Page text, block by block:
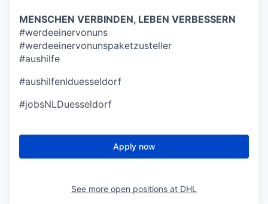
MENSCHEN VERBINDEN, LEBEN VERBESSERN
#werdeeinervonuns
#werdeeinervonunspaketzusteller
#aushilfe
#aushilfenlduesseldorf
#jobsNLDuesseldorf
Apply now
See more open positions at DHL